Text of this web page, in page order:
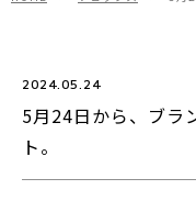
5月24日から、ブラ
ト。
2024.05.24